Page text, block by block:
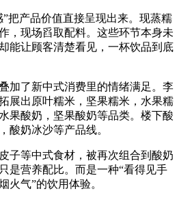
把产品价值直接呈现出来。现蒸糯
，现场舀取配料。这些环节本身未
能让顾客清楚看见，一杯饮品到底
加了新中式消费里的情绪满足。李
展出原叶糯米，坚果糯米，水果糯
果酸奶，坚果酸奶等品类。楼下酸
酸奶冰沙等产品线。
子等中式食材，被再次组合到酸奶
是营养配比。而是一种“看得见手
火气”的饮用体验。